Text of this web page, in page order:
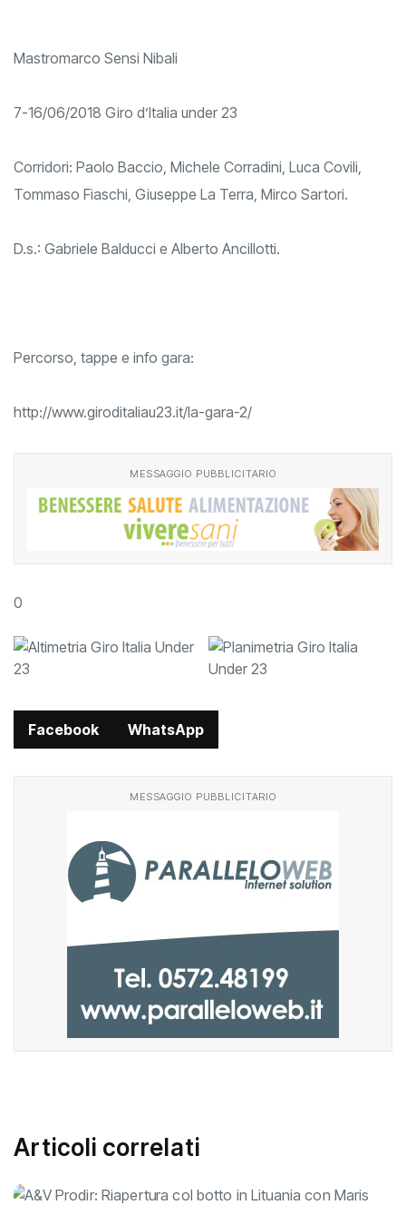
Mastromarco Sensi Nibali
7-16/06/2018 Giro d’Italia under 23
Corridori: Paolo Baccio, Michele Corradini, Luca Covili,
Tommaso Fiaschi, Giuseppe La Terra, Mirco Sartori.
D.s.: Gabriele Balducci e Alberto Ancillotti.
Percorso, tappe e info gara:
http://www.giroditaliau23.it/la-gara-2/
MESSAGGIO PUBBLICITARIO
0
Facebook WhatsApp
MESSAGGIO PUBBLICITARIO
Articoli correlati